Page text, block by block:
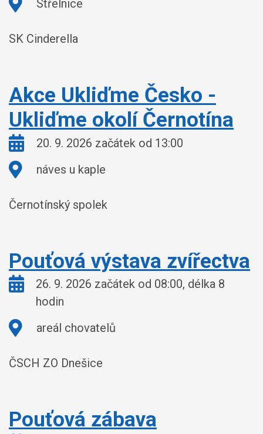
Kde: Střelnice
SK Cinderella
Akce Ukliďme Česko -
Ukliďme okolí Černotína
Kdy:
20. 9. 2026 začátek od 13:00
Kde:
náves u kaple
Černotínský spolek
Pouťová výstava zvířectva
Kdy:
26. 9. 2026 začátek od 08:00, délka 8
hodin
Kde:
areál chovatelů
ČSCH ZO Dnešice
Pouťová zábava